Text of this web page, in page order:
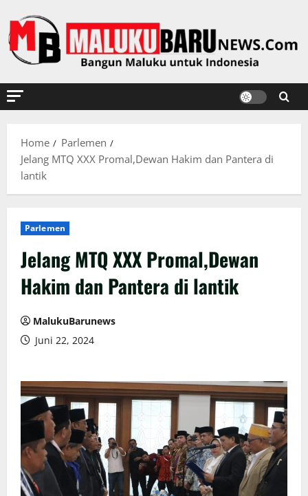
to
content
Home
Parlemen
Jelang MTQ XXX Promal,Dewan Hakim dan Pantera di
lantik
Parlemen
Jelang MTQ XXX Promal,Dewan
Hakim dan Pantera di lantik
MalukuBarunews
Juni 22, 2024